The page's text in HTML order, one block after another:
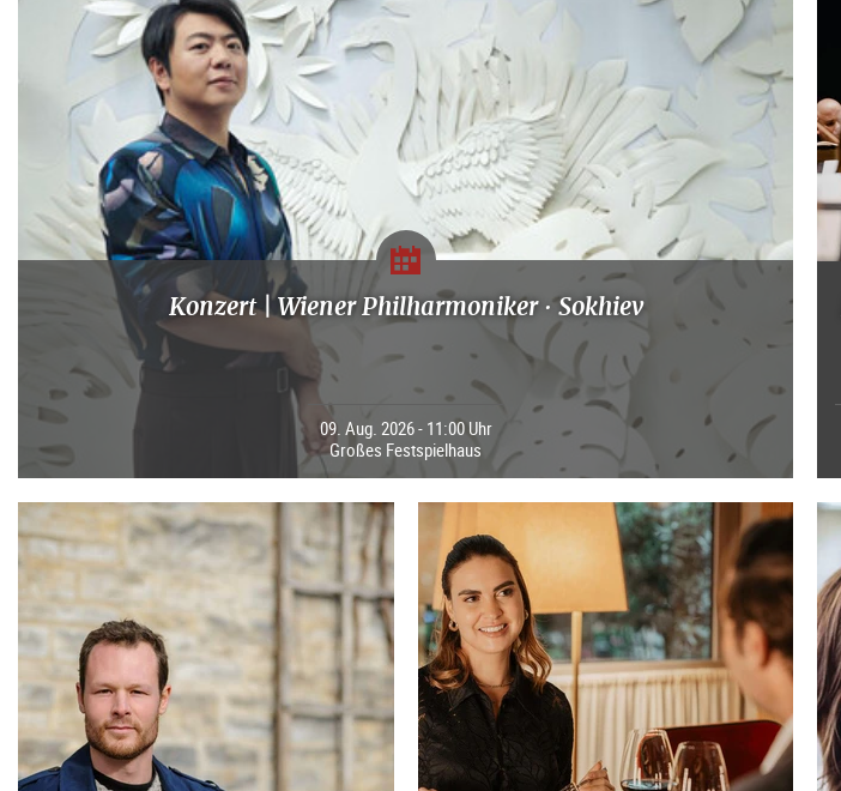
Konzert | Wiener Philharmoniker · Sokhiev
09. Aug. 2026 - 11:00 Uhr
Großes Festspielhaus